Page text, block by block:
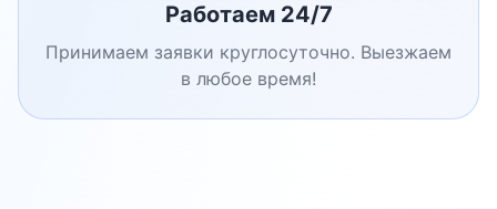
Работаем 24/7
Принимаем заявки круглосуточно. Выезжаем
в любое время!